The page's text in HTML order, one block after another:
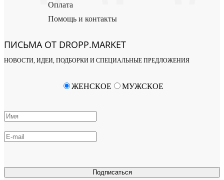
Оплата
Помощь и контакты
ПИСЬМА ОТ DROPP.MARKET
НОВОСТИ, ИДЕИ, ПОДБОРКИ И СПЕЦИАЛЬНЫЕ ПРЕДЛОЖЕНИЯ
Подписаться
ЖЕНСКОЕ МУЖСКОЕ